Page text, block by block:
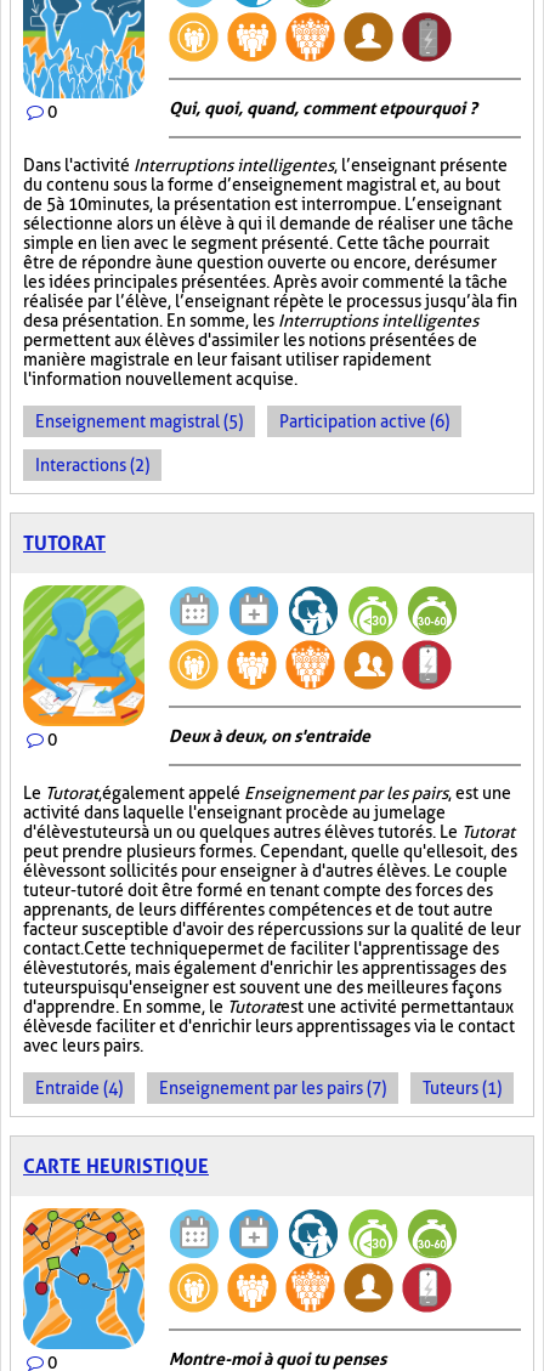
0 Qui, quoi, quand, comment et pourquoi ?
Dans l'activité Interruptions intelligentes, l’enseignant présente
du contenu sous la forme d’enseignement magistral et, au bout
de 5 à 10 minutes, la présentation est interrompue. L’enseignant
sélectionne alors un élève à qui il demande de réaliser une tâche
simple en lien avec le segment présenté. Cette tâche pourrait
être de répondre à une question ouverte ou encore, de résumer
les idées principales présentées. Après avoir commenté la tâche
réalisée par l’élève, l’enseignant répète le processus jusqu’à la fin
de sa présentation. En somme, les Interruptions intelligentes
permettent aux élèves d'assimiler les notions présentées de
manière magistrale en leur faisant utiliser rapidement
l'information nouvellement acquise.
Enseignement magistral (5) Participation active (6)
Interactions (2)
TUTORAT
0 Deux à deux, on s'entraide
Le Tutorat, également appelé Enseignement par les pairs, est une
activité dans laquelle l'enseignant procède au jumelage
d'élèves tuteurs à un ou quelques autres élèves tutorés. Le Tutorat
peut prendre plusieurs formes. Cependant, quelle qu'elle soit, des
élèves sont sollicités pour enseigner à d'autres élèves. Le couple
tuteur-tutoré doit être formé en tenant compte des forces des
apprenants, de leurs différentes compétences et de tout autre
facteur susceptible d'avoir des répercussions sur la qualité de leur
contact. Cette technique permet de faciliter l'apprentissage des
élèves tutorés, mais également d'enrichir les apprentissages des
tuteurs puisqu'enseigner est souvent une des meilleures façons
d'apprendre. En somme, le Tutoratest une activité permettant aux
élèves de faciliter et d'enrichir leurs apprentissages via le contact
avec leurs pairs.
Entraide (4) Enseignement par les pairs (7) Tuteurs (1)
CARTE HEURISTIQUE
0 Montre-moi à quoi tu penses